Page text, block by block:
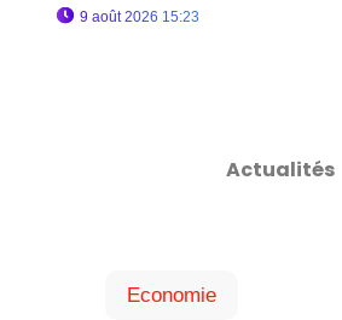
9 août 2026 15:23
Actualités
Economie